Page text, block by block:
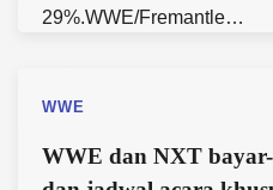
29%.WWE/Fremantle…
WWE
WWE dan NXT